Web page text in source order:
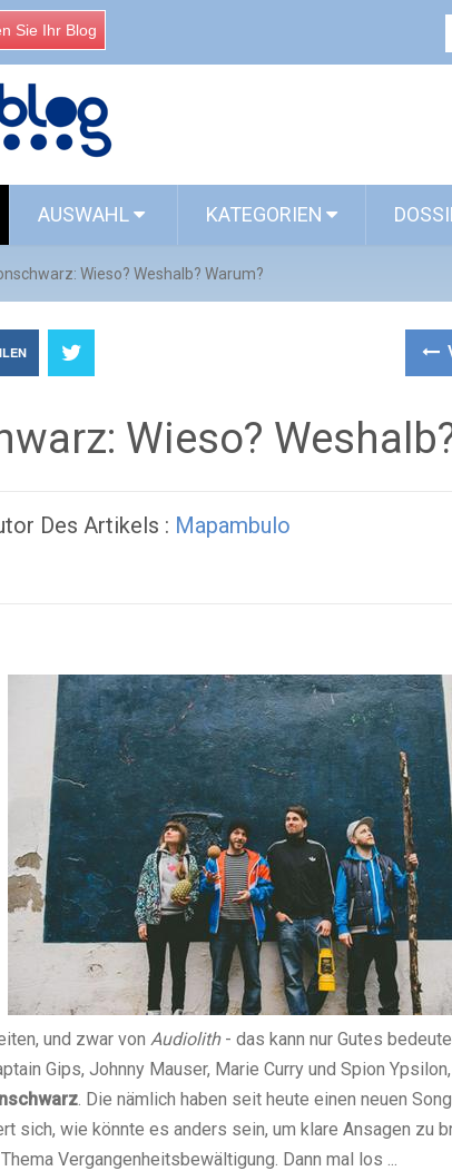
Sie Ihr Blog
AUSWAHL KATEGORIEN
Wieso? Weshalb? Warum?
Wieso?
Des Artikels : Mapambulo
und zwar von Audiolith - das kann nur Gutes
Gips, Johnny Mauser, Marie Curry und Spion
. Die nämlich haben seit heute einen neuen
sich, wie könnte es anders sein, um klare Ansagen zu
Vergangenheitsbewältigung. Dann mal los ...